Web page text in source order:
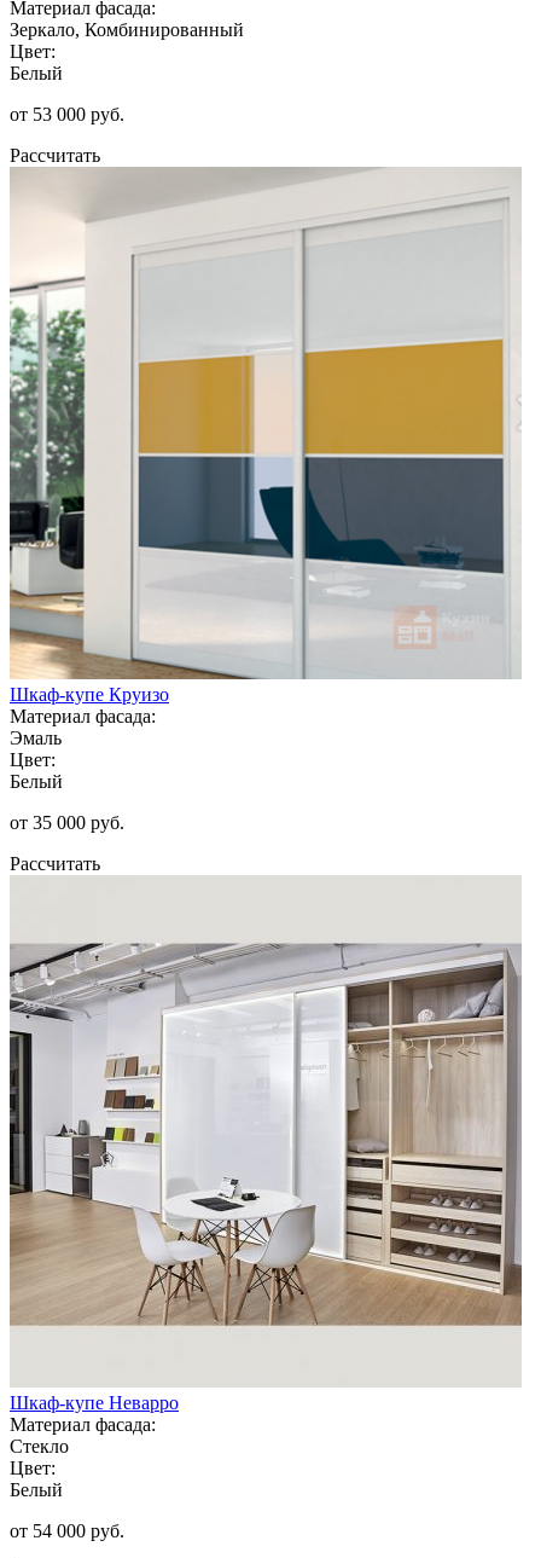
Материал фасада:
Зеркало, Комбинированный
Цвет:
Белый
от 53 000 руб.
Рассчитать
Шкаф-купе Круизо
Материал фасада:
Эмаль
Цвет:
Белый
от 35 000 руб.
Рассчитать
Шкаф-купе Неварро
Материал фасада:
Стекло
Цвет:
Белый
от 54 000 руб.